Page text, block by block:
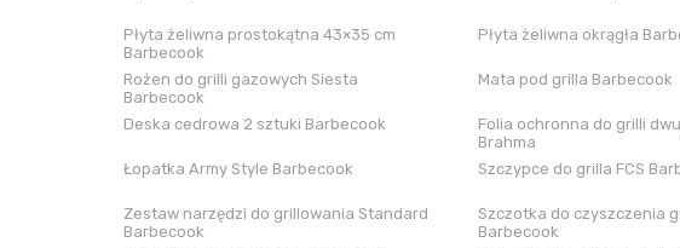
Płyta żeliwna prostokątna 43×35 cm
Barbecook
Płyta żeliwna okrągła
Rożen do grilli gazowych Siesta
Barbecook
Mata pod grilla Barbecook
Deska cedrowa 2 sztuki Barbecook
Folia ochronna do grilli
Brahma
Łopatka Army Style Barbecook Szczypce do grilla FCS
Zestaw narzędzi do grillowania Standard
Barbecook
Szczotka do czyszczenia
Barbecook